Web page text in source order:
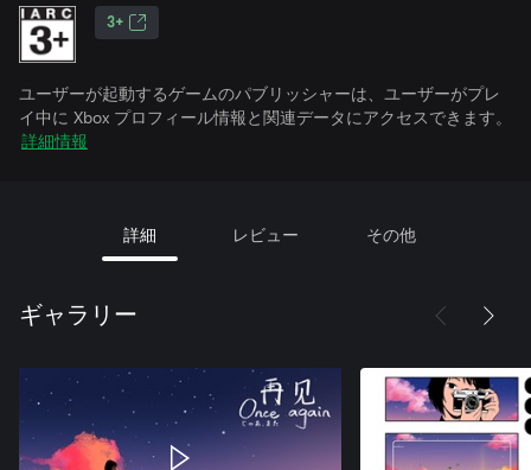
3+
ユーザーが起動するゲームのパブリッシャーは、ユーザーがプレ
イ中に Xbox プロフィール情報と関連データにアクセスできます。
詳細情報
詳細 レビュー その他
ギャラリー